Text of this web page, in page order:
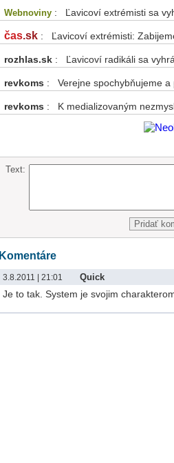
Webnoviny : Ľavicoví extrémisti sa
čas.sk : Ľavicoví extrémisti:
rozhlas.sk : Ľavicoví radikáli sa
revkoms : Verejne spochybňujeme a
revkoms : K medializovaným
Text:
Komentáre
3.8.2011 | 21:01 Quick
Je to tak. System je svojim